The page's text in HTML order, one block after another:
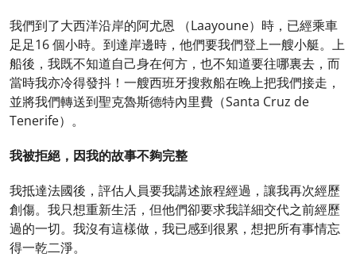
我們到了大西洋沿岸的阿尤恩 （Laayoune）時，已經乘車
足足16 個小時。到達岸邊時，他們要我們登上一艘小艇。上
船後，我既不知道自己身在何方，也不知道要往哪裏去，而
當時我亦冷得發抖！一艘西班牙搜救船在晚上把我們接走，
並將我們轉送到聖克魯斯德特內里費（Santa Cruz de
Tenerife）。
我被拒絕，因我的故事不夠完整
我抵達法國後，評估人員要我講述旅程經過，讓我再次經歷
創傷。我只想重新生活，但他們卻要求我詳細交代之前經歷
過的一切。我沒有這樣做，我已感到很累，想把所有事情忘
得一乾二淨。